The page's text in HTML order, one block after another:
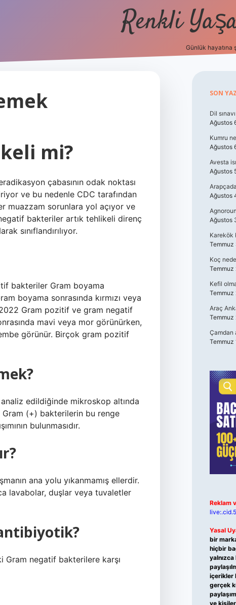
Renkli
Günlük hayatına
mi?
çabasının odak noktası
ve bu nedenle CDC tarafından
muazzam sorunlara yol açıyor ve
bakteriler artık tehlikeli direnç
sınıflandırılıyor.
bakteriler Gram boyama
boyama sonrasında kırmızı veya
Gram pozitif ve gram negatif
mavi veya mor görünürken,
görünür. Birçok gram pozitif
edildiğinde mikroskop altında
(+) bakterilerin bu renge
bulunmasıdır.
ana yolu yıkanmamış ellerdir.
lavabolar, duşlar veya tuvaletler
Gram negatif bakterilere karşı
SON
Dil
Ağustos
Kumru
Ağustos
Avesta
Ağustos
Ağustos
Ağustos
Karekök
Koç
Temmuz
Kefil
Temmuz
Araç
Temmuz
Çamdan
Temmuz
Reklam
Yasal
bir
hiçbir
yalnızca
içerikler
gerçek
ve